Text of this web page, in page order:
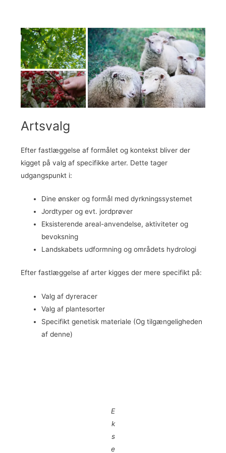
Artsvalg
Efter fastlæggelse af formålet og kontekst bliver der
kigget på valg af specifikke arter. Dette tager
udgangspunkt i:
Dine ønsker og formål med dyrkningssystemet
Jordtyper og evt. jordprøver
Eksisterende areal-anvendelse, aktiviteter og
bevoksning
Landskabets udformning og områdets hydrologi
Efter fastlæggelse af arter kigges der mere specifikt på:
Valg af dyreracer
Valg af plantesorter
Specifikt genetisk materiale (Og tilgængeligheden
af denne)
E
k
s
e